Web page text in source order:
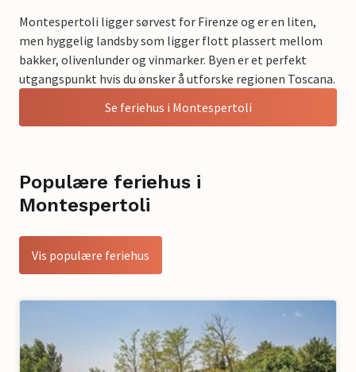
Montespertoli ligger sørvest for Firenze og er en liten,
men hyggelig landsby som ligger flott plassert mellom
bakker, olivenlunder og vinmarker. Byen er et perfekt
utgangspunkt hvis du ønsker å utforske regionen Toscana.
Se feriehus i Montespertoli
Populære feriehus i
Montespertoli
Vis populære feriehus